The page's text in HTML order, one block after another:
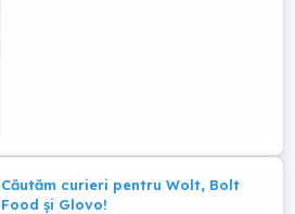
Căutăm curieri pentru Wolt, Bolt
Food și Glovo!